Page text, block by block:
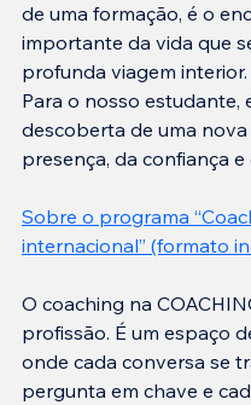
de uma formação, é o
importante da vida que
profunda viagem interior.
Para o nosso estudante,
descoberta de uma
presença, da confiança
Sobre o programa
internacional” (formato
O coaching na
profissão. É um espaço
onde cada conversa se
pergunta em chave e